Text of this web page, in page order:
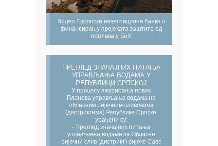
Видео Европске инвестиционе банке о
финансирању пројеката заштите од
поплава у БиХ
ПРЕГЛЕД ЗНАЧАЈНИХ ПИТАЊА
УПРАВЉАЊА ВОДАМА У
РЕПУБЛИЦИ СРПСКОЈ
У процесу ажурирања првих
Планова управљања водама на
обласним ријечним сливовима
(дистриктима) Републике Српске,
урађени су:
- Преглед значајних питања
управљања водама за Обласни
ријечни слив (дистрикт) ријеке Саве